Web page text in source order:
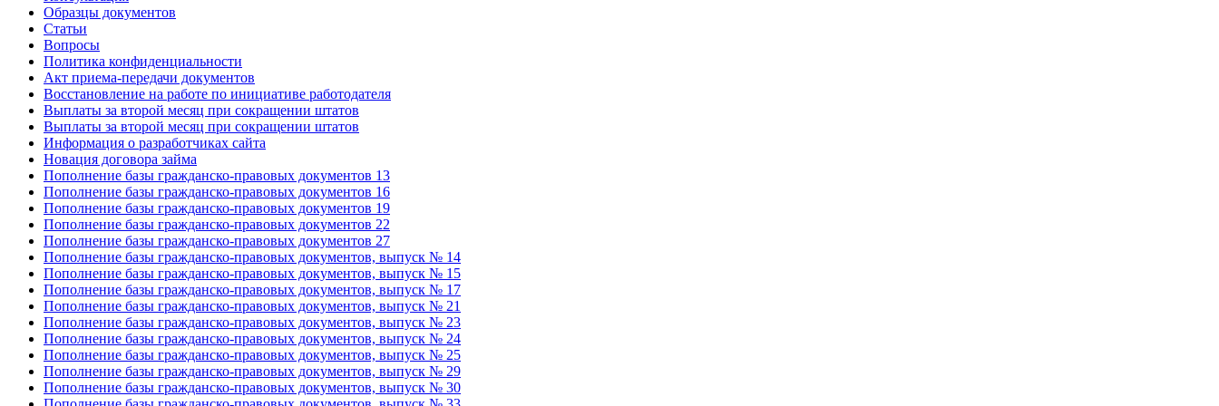
Образцы документов
Статьи
Вопросы
Политика конфиденциальности
Акт приема-передачи документов
Восстановление на работе по инициативе работодателя
Выплаты за второй месяц при сокращении штатов
Выплаты за второй месяц при сокращении штатов
Информация о разработчиках сайта
Новация договора займа
Пополнение базы гражданско-правовых документов 13
Пополнение базы гражданско-правовых документов 16
Пополнение базы гражданско-правовых документов 19
Пополнение базы гражданско-правовых документов 22
Пополнение базы гражданско-правовых документов 27
Пополнение базы гражданско-правовых документов, выпуск № 14
Пополнение базы гражданско-правовых документов, выпуск № 15
Пополнение базы гражданско-правовых документов, выпуск № 17
Пополнение базы гражданско-правовых документов, выпуск № 21
Пополнение базы гражданско-правовых документов, выпуск № 23
Пополнение базы гражданско-правовых документов, выпуск № 24
Пополнение базы гражданско-правовых документов, выпуск № 25
Пополнение базы гражданско-правовых документов, выпуск № 29
Пополнение базы гражданско-правовых документов, выпуск № 30